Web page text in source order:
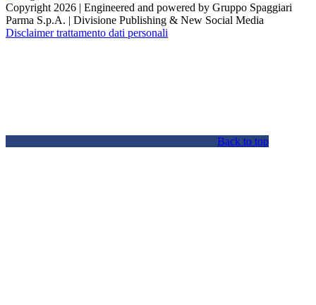
Copyright 2026 | Engineered and powered by Gruppo Spaggiari
Parma S.p.A. | Divisione Publishing & New Social Media
Disclaimer trattamento dati personali
Back to top